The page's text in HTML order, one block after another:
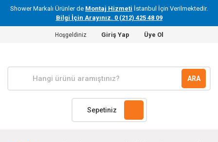
Shower Markalı Ürünler de Montaj Hizmeti İstanbul İçin Verilmektedir.
Bilgi İçin Arayınız. 0 (212) 425 48 09
Hoşgeldiniz Giriş Yap Üye Ol
ARA
Sepetiniz